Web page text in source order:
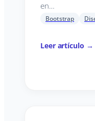
en…
Bootstrap
Leer artículo →